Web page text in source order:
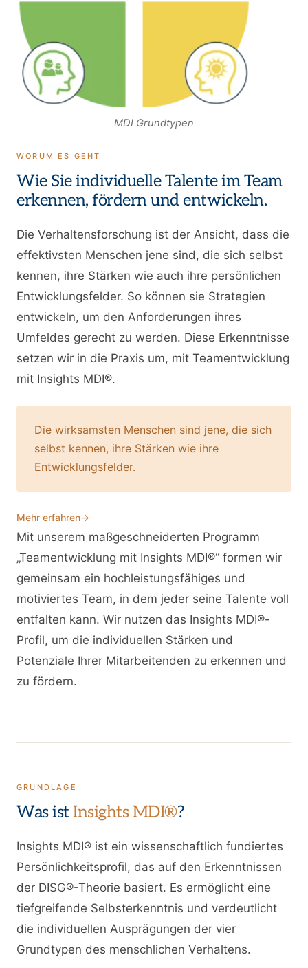
WORUM ES GEHT
Wie Sie individuelle Talente im Team
erkennen, fördern und entwickeln.
Die Verhaltensforschung ist der Ansicht, dass die
effektivsten Menschen jene sind, die sich selbst
kennen, ihre Stärken wie auch ihre persönlichen
Entwicklungsfelder. So können sie Strategien
entwickeln, um den Anforderungen ihres
Umfeldes gerecht zu werden. Diese Erkenntnisse
setzen wir in die Praxis um, mit Teamentwicklung
mit Insights MDI®.
Die wirksamsten Menschen sind jene, die sich
selbst kennen, ihre Stärken wie ihre
Entwicklungsfelder.
Mehr erfahren→
Mit unserem maßgeschneiderten Programm
„Teamentwicklung mit Insights MDI®“ formen wir
gemeinsam ein hochleistungsfähiges und
motiviertes Team, in dem jeder seine Talente voll
entfalten kann. Wir nutzen das Insights MDI®-
Profil, um die individuellen Stärken und
Potenziale Ihrer Mitarbeitenden zu erkennen und
zu fördern.
MDI Grundtypen
GRUNDLAGE
Was istInsights MDI®?
Insights MDI® ist ein wissenschaftlich fundiertes
Persönlichkeitsprofil, das auf den Erkenntnissen
der DISG®-Theorie basiert. Es ermöglicht eine
tiefgreifende Selbsterkenntnis und verdeutlicht
die individuellen Ausprägungen der vier
Grundtypen des menschlichen Verhaltens.